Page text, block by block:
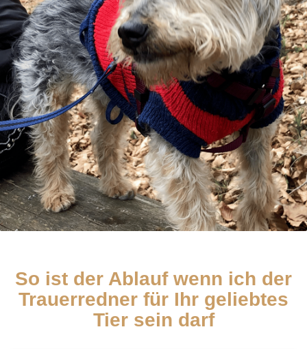
So ist der Ablauf wenn ich der
Trauerredner für Ihr geliebtes
Tier sein darf